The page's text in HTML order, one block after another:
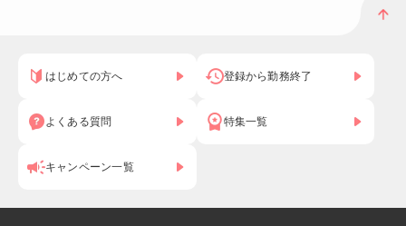
はじめての方へ 登録から勤務終了
よくある質問 特集一覧
キャンペーン一覧